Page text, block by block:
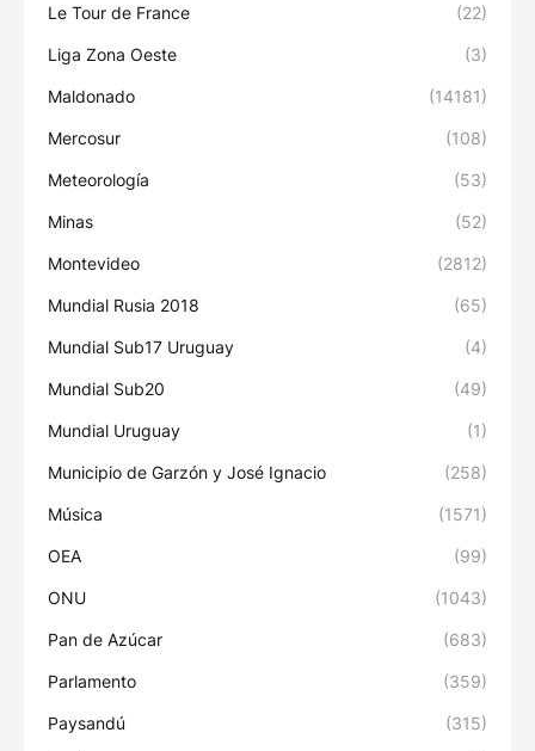
Le Tour de France (22)
Liga Zona Oeste (3)
Maldonado (14181)
Mercosur (108)
Meteorología (53)
Minas (52)
Montevideo (2812)
Mundial Rusia 2018 (65)
Mundial Sub17 Uruguay (4)
Mundial Sub20 (49)
Mundial Uruguay (1)
Municipio de Garzón y José Ignacio (258)
Música (1571)
OEA (99)
ONU (1043)
Pan de Azúcar (683)
Parlamento (359)
Paysandú (315)